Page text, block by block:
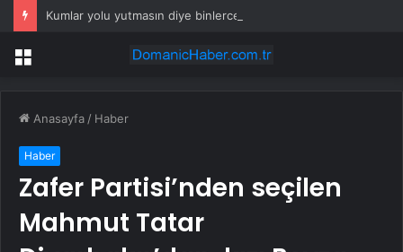
Kumlar yolu yutmasın diye binlerce ağaç diktiler
Menü
Anasayfa / Haber
Haber
Zafer Partisi’nden seçilen
Mahmut Tatar